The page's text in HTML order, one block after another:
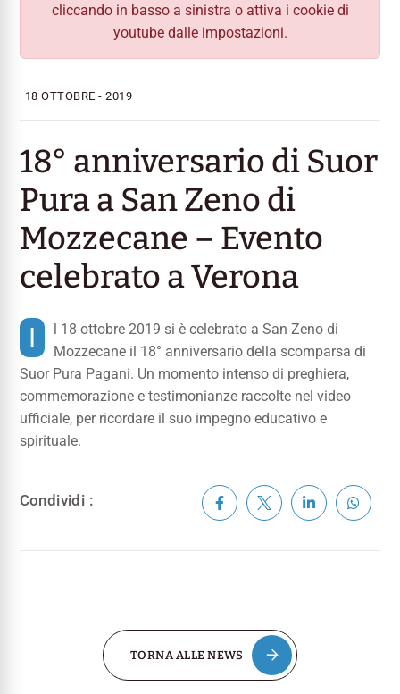
cliccando in basso a sinistra o attiva i cookie di
youtube dalle impostazioni.
18 OTTOBRE - 2019
18° anniversario di Suor
Pura a San Zeno di
Mozzecane – Evento
celebrato a Verona
Il 18 ottobre 2019 si è celebrato a San Zeno di
Mozzecane il 18° anniversario della scomparsa di
Suor Pura Pagani. Un momento intenso di preghiera,
commemorazione e testimonianze raccolte nel video
ufficiale, per ricordare il suo impegno educativo e
spirituale.
Condividi :
TORNA ALLE NEWS